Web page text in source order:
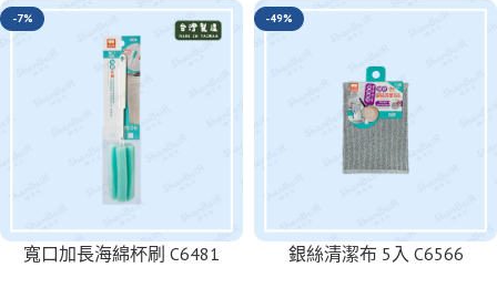
-7%
寬口加長海綿杯刷 C6481
-49%
銀絲清潔布 5入 C6566